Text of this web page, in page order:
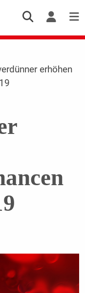
erhöhen